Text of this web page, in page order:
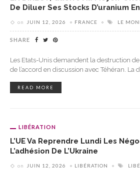
De Diluer Ses Stocks D’uranium
on JUIN 12, 2026 FRANCE LE
SHARE
Les Etats-Unis demandent la destruction
de l’accord en discussion avec Téhéran.
READ MORE
LIBÉRATION
L’UE Va Reprendre Lundi Les
L’adhésion De L’Ukraine
on JUIN 12, 2026 LIBÉRATION